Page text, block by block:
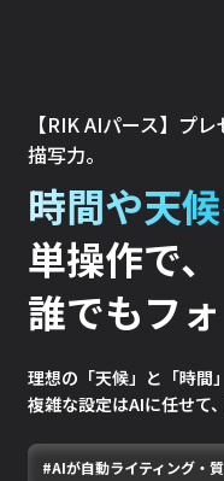
【RIK AIパース】プ
描写力。
時間や天
単操作で、
誰でもフォ
理想の「天候」と「時間
複雑な設定はAIに任せて
#AIが自動ライティング・